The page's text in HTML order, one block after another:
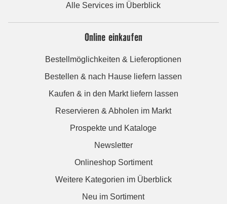
Alle Services im Überblick
Online einkaufen
Bestellmöglichkeiten & Lieferoptionen
Bestellen & nach Hause liefern lassen
Kaufen & in den Markt liefern lassen
Reservieren & Abholen im Markt
Prospekte und Kataloge
Newsletter
Onlineshop Sortiment
Weitere Kategorien im Überblick
Neu im Sortiment